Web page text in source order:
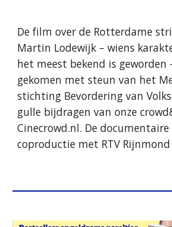
De film over de Rotterdame
Martin Lodewijk – wiens
het meest bekend is
gekomen met steun van het
stichting Bevordering van
gulle bijdragen van onze
Cinecrowd.nl. De
coproductie met RTV Rijnmond